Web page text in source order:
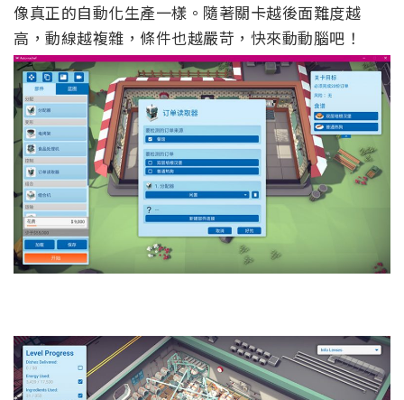
像真正的自動化生產一樣。隨著關卡越後面難度越
高，動線越複雜，條件也越嚴苛，快來動動腦吧！